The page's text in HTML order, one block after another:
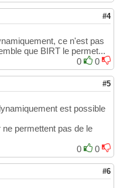
#4
ce n'est pas
que BIRT le permet...
0
0
#5
est possible
permettent pas de le
0
0
#6